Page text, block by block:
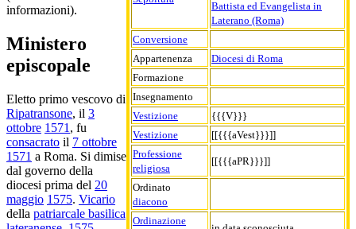
Battista ed Evangelista in
Laterano (Roma)
Conversione
Appartenenza
Diocesi di Roma
Formazione
Insegnamento
Vestizione
{{{V}}}
Vestizione
[[{{{aVest}}}]]
Professione
religiosa
[[{{{aPR}}}]]
Ordinato
diacono
Ordinazione
informazioni).
Ministero
episcopale
Eletto primo vescovo di
Ripatransone, il 3
ottobre 1571 , fu
consacrato il 7 ottobre
1571 a Roma. Si dimise
dal governo della
diocesi prima del 20
maggio 1575. Vicario
della patriarcale basilica